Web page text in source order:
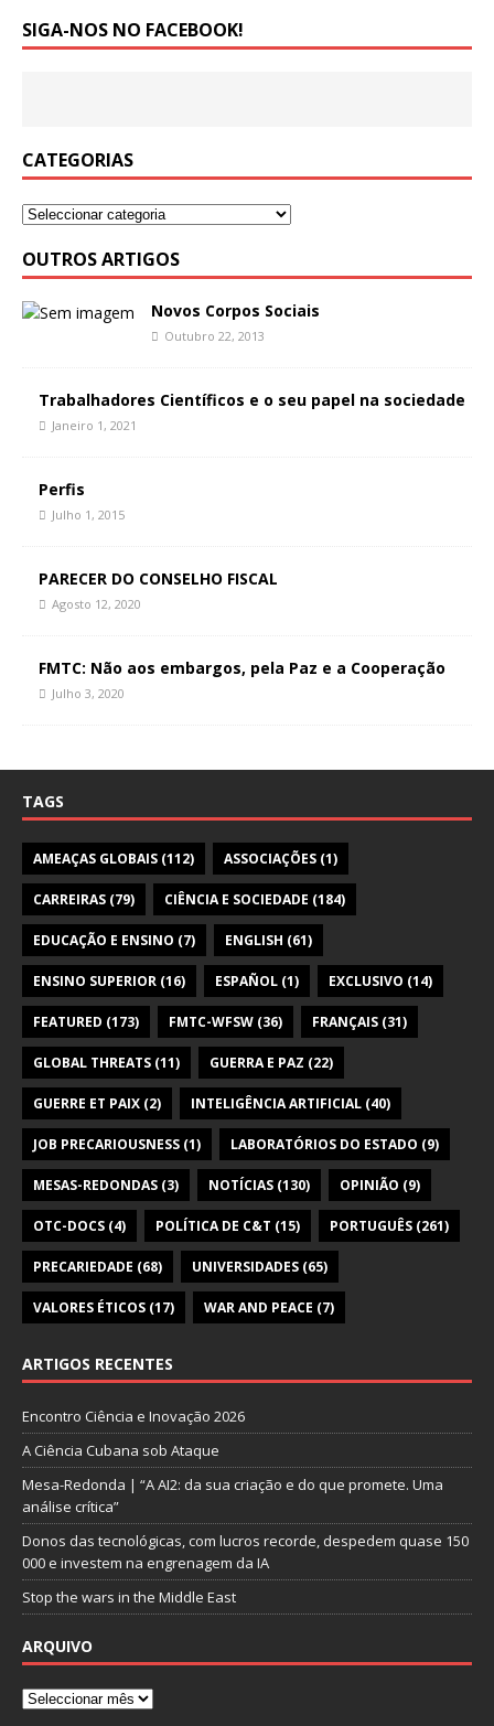
SIGA-NOS NO FACEBOOK!
CATEGORIAS
OUTROS ARTIGOS
Novos Corpos Sociais
Outubro 22, 2013
Trabalhadores Científicos e o seu papel na sociedade
Janeiro 1, 2021
Perfis
Julho 1, 2015
PARECER DO CONSELHO FISCAL
Agosto 12, 2020
FMTC: Não aos embargos, pela Paz e a Cooperação
Julho 3, 2020
TAGS
AMEAÇAS GLOBAIS (112) ASSOCIAÇÕES (1)
CARREIRAS (79) CIÊNCIA E SOCIEDADE (184)
EDUCAÇÃO E ENSINO (7) ENGLISH (61)
ENSINO SUPERIOR (16) ESPAÑOL (1) EXCLUSIVO (14)
FEATURED (173) FMTC-WFSW (36) FRANÇAIS (31)
GLOBAL THREATS (11) GUERRA E PAZ (22)
GUERRE ET PAIX (2) INTELIGÊNCIA ARTIFICIAL (40)
JOB PRECARIOUSNESS (1) LABORATÓRIOS DO ESTADO (9)
MESAS-REDONDAS (3) NOTÍCIAS (130) OPINIÃO (9)
OTC-DOCS (4) POLÍTICA DE C&T (15) PORTUGUÊS (261)
PRECARIEDADE (68) UNIVERSIDADES (65)
VALORES ÉTICOS (17) WAR AND PEACE (7)
ARTIGOS RECENTES
Encontro Ciência e Inovação 2026
A Ciência Cubana sob Ataque
Mesa-Redonda | “A AI2: da sua criação e do que promete. Uma
análise crítica”
Donos das tecnológicas, com lucros recorde, despedem quase 150
000 e investem na engrenagem da IA
Stop the wars in the Middle East
ARQUIVO